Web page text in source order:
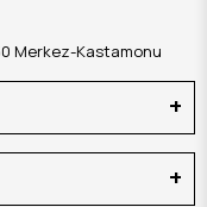
Merkez-Kastamonu